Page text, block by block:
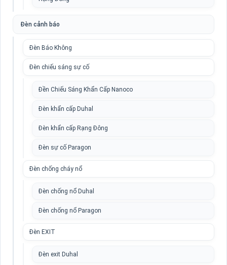
Đèn cảnh báo
Đèn Báo Không
Đèn chiếu sáng sự cố
Đền Chiếu Sáng Khẩn Cấp Nanoco
Đèn khẩn cấp Duhal
Đèn khẩn cấp Rạng Đông
Đèn sự cố Paragon
Đèn chống cháy nổ
Đèn chống nổ Duhal
Đèn chống nổ Paragon
Đèn EXIT
Đèn exit Duhal